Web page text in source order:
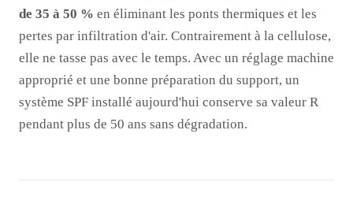
de 35 à 50 % en éliminant les ponts thermiques et les
pertes par infiltration d'air. Contrairement à la cellulose,
elle ne tasse pas avec le temps. Avec un réglage machine
approprié et une bonne préparation du support, un
système SPF installé aujourd'hui conserve sa valeur R
pendant plus de 50 ans sans dégradation.